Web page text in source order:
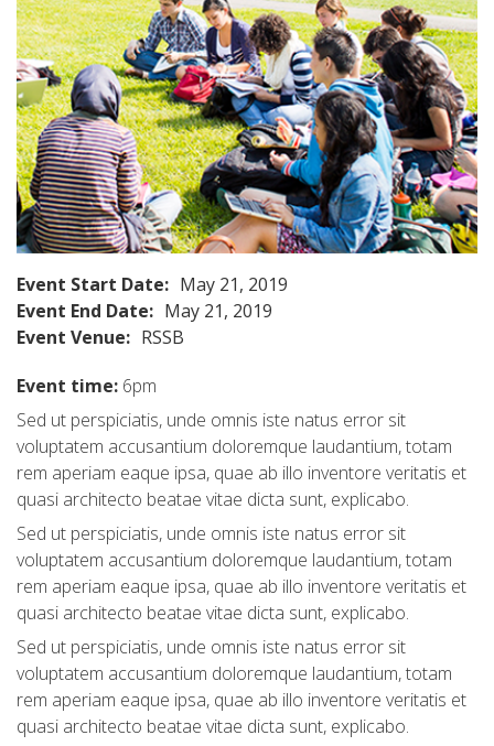
Event Start Date: May 21, 2019
Event End Date: May 21, 2019
Event Venue: RSSB
Event time: 6pm
Sed ut perspiciatis, unde omnis iste natus error sit
voluptatem accusantium doloremque laudantium, totam
rem aperiam eaque ipsa, quae ab illo inventore veritatis et
quasi architecto beatae vitae dicta sunt, explicabo.
Sed ut perspiciatis, unde omnis iste natus error sit
voluptatem accusantium doloremque laudantium, totam
rem aperiam eaque ipsa, quae ab illo inventore veritatis et
quasi architecto beatae vitae dicta sunt, explicabo.
Sed ut perspiciatis, unde omnis iste natus error sit
voluptatem accusantium doloremque laudantium, totam
rem aperiam eaque ipsa, quae ab illo inventore veritatis et
quasi architecto beatae vitae dicta sunt, explicabo.